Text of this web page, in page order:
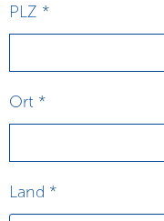
PLZ *
Ort *
Land *